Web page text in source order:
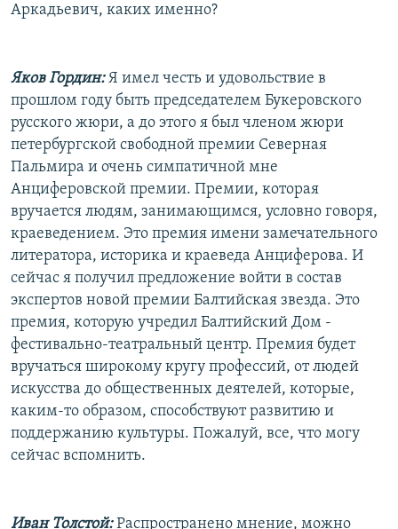
Аркадьевич, каких именно?
Яков Гордин:Я имел честь и удовольствие в
прошлом году быть председателем Букеровского
русского жюри, а до этого я был членом жюри
петербургской свободной премии Северная
Пальмира и очень симпатичной мне
Анциферовской премии. Премии, которая
вручается людям, занимающимся, условно говоря,
краеведением. Это премия имени замечательного
литератора, историка и краеведа Анциферова. И
сейчас я получил предложение войти в состав
экспертов новой премии Балтийская звезда. Это
премия, которую учредил Балтийский Дом -
фестивально-театральный центр. Премия будет
вручаться широкому кругу профессий, от людей
искусства до общественных деятелей, которые,
каким-то образом, способствуют развитию и
поддержанию культуры. Пожалуй, все, что могу
сейчас вспомнить.
Иван Толстой:Распространено мнение, можно